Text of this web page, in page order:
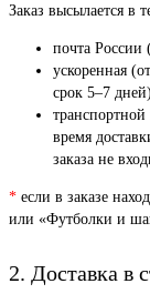
Заказ высылается в
почта России
ускоренная
срок 5–7
время
заказа не
* если в заказе
или «Футболки и
2. Доставка в